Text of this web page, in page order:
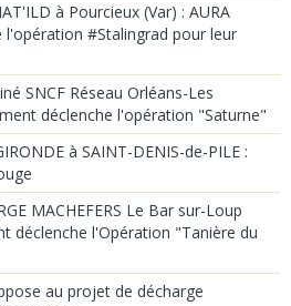
à Pourcieux (Var) : AURA
l'opération #Stalingrad pour leur
SNCF Réseau Orléans-Les
déclenche l'opération "Saturne"
à SAINT-DENIS-de-PILE :
MACHEFERS Le Bar sur-Loup
déclenche l'Opération "Tanière du
au projet de décharge